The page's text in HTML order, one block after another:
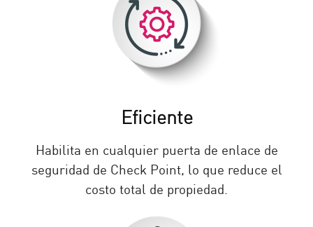
Eficiente
Habilita en cualquier puerta de enlace de
seguridad de Check Point, lo que reduce el
costo total de propiedad.